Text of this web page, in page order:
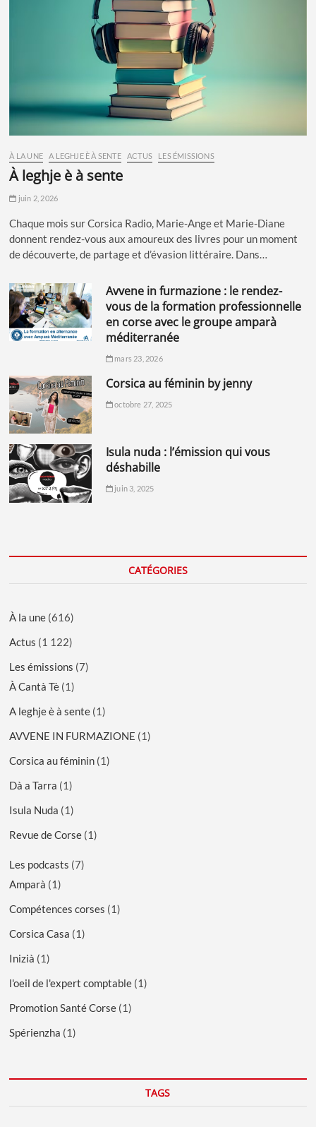
À LA UNE A LEGHJE È À SENTE ACTUS LES ÉMISSIONS
à leghje è à sente
juin 2, 2026
Chaque mois sur Corsica Radio, Marie-Ange et Marie-Diane
donnent rendez-vous aux amoureux des livres pour un moment
de découverte, de partage et d’évasion littéraire. Dans…
avvene in furmazione : le rendez-
vous de la formation professionnelle
en corse avec le groupe amparà
méditerranée
mars 23, 2026
corsica au féminin by jenny
octobre 27, 2025
isula nuda : l’émission qui vous
déshabille
juin 3, 2025
CATÉGORIES
À la une (616)
Actus (1 122)
Les émissions (7)
À Cantà Tè (1)
A leghje è à sente (1)
AVVENE IN FURMAZIONE (1)
Corsica au féminin (1)
Dà a Tarra (1)
Isula Nuda (1)
Revue de Corse (1)
Les podcasts (7)
Amparà (1)
Compétences corses (1)
Corsica Casa (1)
Inizià (1)
l'oeil de l'expert comptable (1)
Promotion Santé Corse (1)
Spérienzha (1)
TAGS